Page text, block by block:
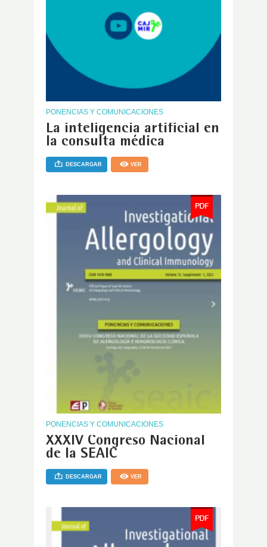
PONENCIAS Y COMUNICACIONES
La inteligencia artificial en
la consulta médica
DESCARGAR VER
PONENCIAS Y COMUNICACIONES
XXXIV Congreso Nacional
de la SEAIC
DESCARGAR VER